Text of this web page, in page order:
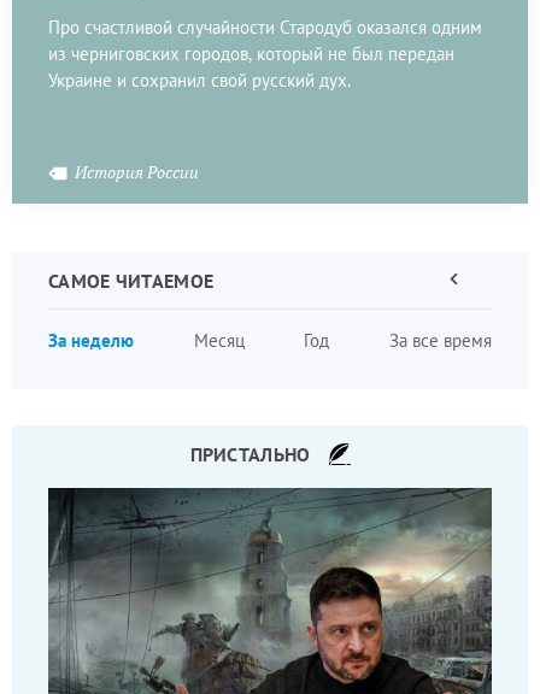
Про счастливой случайности Стародуб оказался одним
из черниговских городов, который не был передан
Украине и сохранил свой русский дух.
История России
САМОЕ ЧИТАЕМОЕ
За неделю Месяц Год За все время
Предыдущая
ПРИСТАЛЬНО